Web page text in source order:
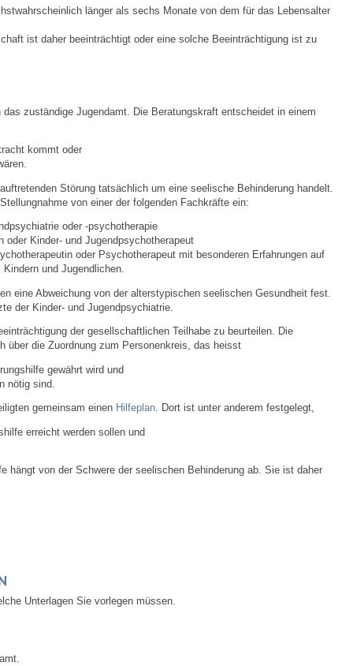
Ortsrecht
Bürgerservice
Sitzungsberichte
Ratsinfo
Gutachterausschuss
Leben
Bauen & Wohnen
Bodenrichtwerte
Bezirksschornsteinfeger
Fortschreibung Flächennutzungsplan
länger als sechs Monate von dem für das Lebensalter
ist daher beeinträchtigt oder eine solche Beeinträchtigung ist zu
zuständige Jugendamt. Die Beratungskraft entscheidet in einem
kommt oder
Störung tatsächlich um eine seelische Behinderung handelt.
von einer der folgenden Fachkräfte ein:
oder -psychotherapie
oder Kinder- und Jugendpsychotherapeut
oder Psychotherapeut mit besonderen Erfahrungen auf
und Jugendlichen.
eine Abweichung von der alterstypischen seelischen Gesundheit fest.
der Kinder- und Jugendpsychiatrie.
der gesellschaftlichen Teilhabe zu beurteilen. Die
über die Zuordnung zum Personenkreis, das heisst
gewährt wird und
nötig sind.
gemeinsam einen Hilfeplan. Dort ist unter anderem festgelegt,
erreicht werden sollen und
hängt von der Schwere der seelischen Behinderung ab. Sie ist daher
Unterlagen Sie vorlegen müssen.